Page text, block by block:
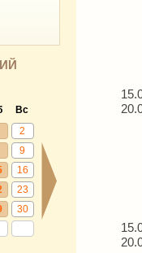
Вс
2
9
16
23
30